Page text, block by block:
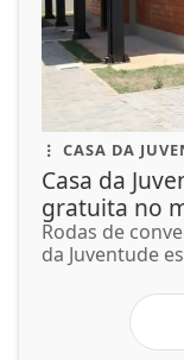
CASA DA
Casa da
gratuita no
Rodas de
da Juventude